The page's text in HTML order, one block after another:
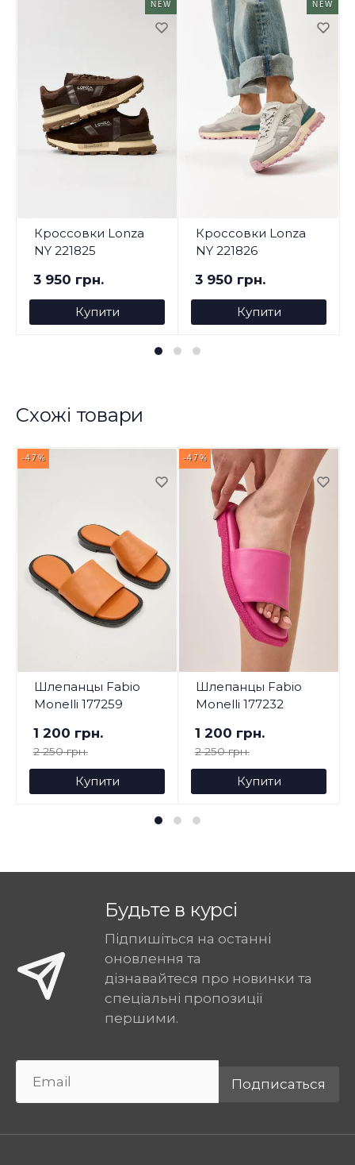
NEW
Кроссовки Lonza
NY 221825
3 950 грн.
Купити
NEW
Кроссовки Lonza
NY 221826
3 950 грн.
Купити
Схожі товари
-47%
Шлепанцы Fabio
Monelli 177259
1 200 грн.
2 250 грн.
Купити
-47%
Шлепанцы Fabio
Monelli 177232
1 200 грн.
2 250 грн.
Купити
Будьте в курсі
Підпишіться на останні
оновлення та
дізнавайтеся про новинки та
спеціальні пропозиції
першими.
Подписаться